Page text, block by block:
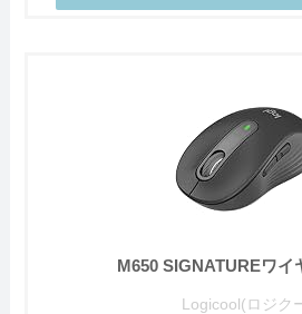
M650 SIGNATUREワイ
Logicool(ロジク